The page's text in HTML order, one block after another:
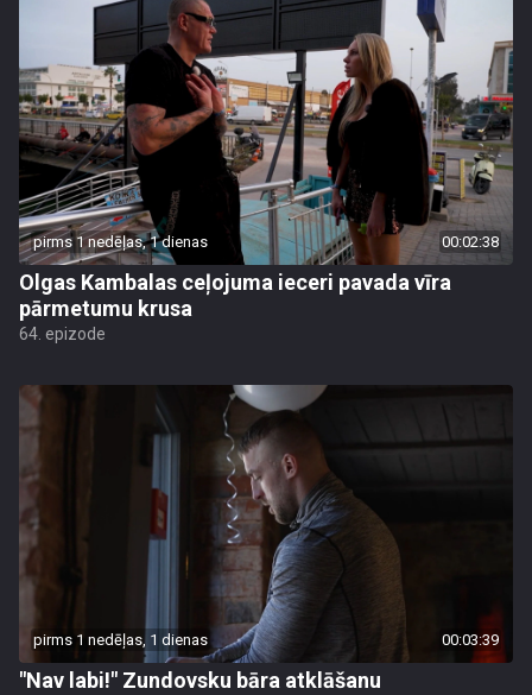
pirms 1 nedēļas, 1 dienas 00:02:38
Olgas Kambalas ceļojuma ieceri pavada vīra
pārmetumu krusa
64. epizode
pirms 1 nedēļas, 1 dienas 00:03:39
"Nav labi!" Zundovsku bāra atklāšanu